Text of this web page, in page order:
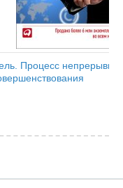
Процесс